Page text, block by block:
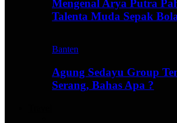
Mengenal Arya Putra
Talenta Muda Sepak
Banten
Agung Sedayu Group
Serang, Bahas Apa ?